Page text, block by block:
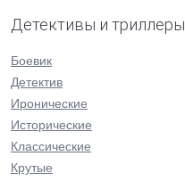
Детективы и триллеры
Боевик
Детектив
Иронические
Исторические
Классические
Крутые